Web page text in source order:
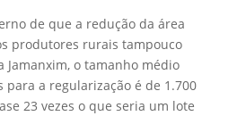
de que a redução da área
produtores rurais tampouco
Jamanxim, o tamanho médio
para a regularização é de 1.700
23 vezes o que seria um lote